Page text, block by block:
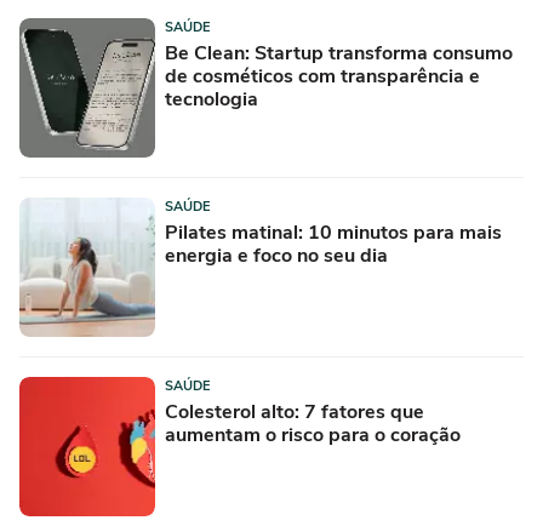
SAÚDE
Be Clean: Startup transforma consumo
de cosméticos com transparência e
tecnologia
SAÚDE
Pilates matinal: 10 minutos para mais
energia e foco no seu dia
SAÚDE
Colesterol alto: 7 fatores que
aumentam o risco para o coração